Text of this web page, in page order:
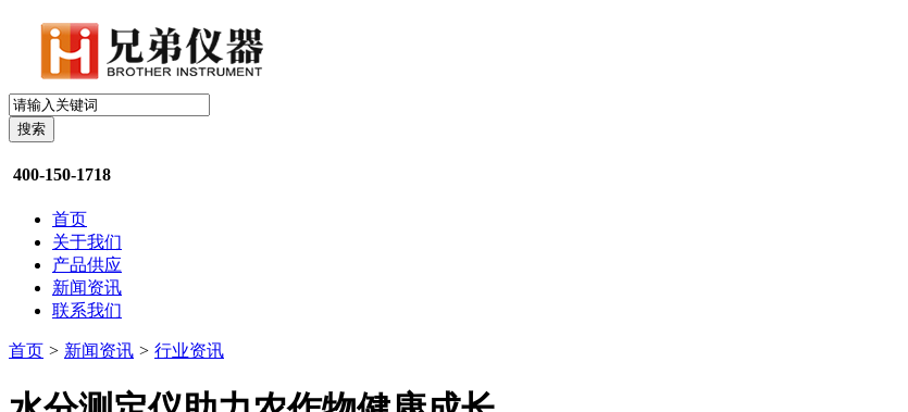
搜索
400-150-1718
首页
关于我们
产品供应
新闻资讯
联系我们
首页 > 新闻资讯 > 行业资讯